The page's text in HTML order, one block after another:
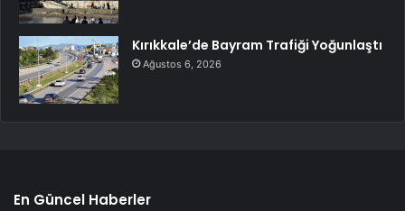
Kırıkkale’de Bayram Trafiği Yoğunlaştı
Ağustos 6, 2026
En Güncel Haberler